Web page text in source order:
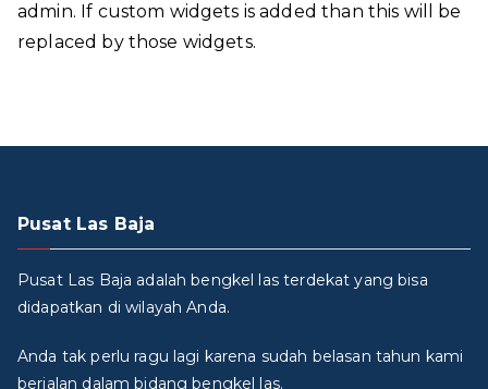
admin. If custom widgets is added than this will be
replaced by those widgets.
Pusat Las Baja
Pusat Las Baja adalah bengkel las terdekat yang bisa
didapatkan di wilayah Anda.
Anda tak perlu ragu lagi karena sudah belasan tahun kami
berjalan dalam bidang bengkel las.